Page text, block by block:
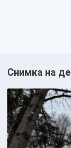
Снимка на